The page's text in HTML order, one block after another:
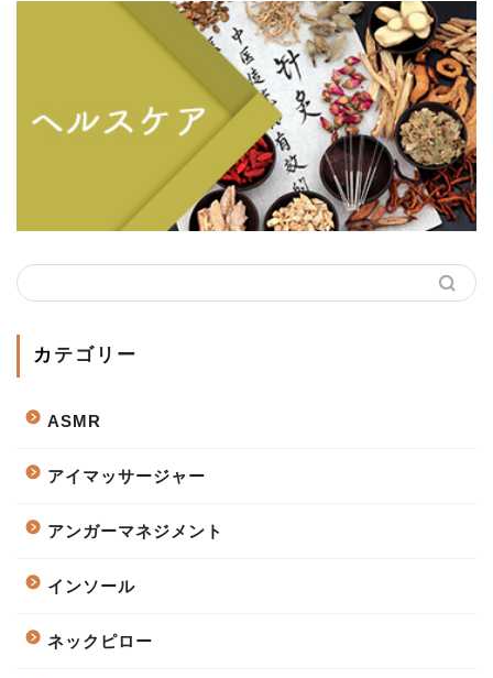
カテゴリー
ASMR
アイマッサージャー
アンガーマネジメント
インソール
ネックピロー